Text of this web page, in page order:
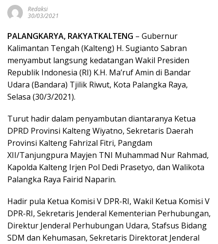
Redaksi
30/03/2021
PALANGKARYA, RAKYATKALTENG – Gubernur
Kalimantan Tengah (Kalteng) H. Sugianto Sabran
menyambut langsung kedatangan Wakil Presiden
Republik Indonesia (RI) K.H. Ma’ruf Amin di Bandar
Udara (Bandara) Tjilik Riwut, Kota Palangka Raya,
Selasa (30/3/2021).
Turut hadir dalam penyambutan diantaranya Ketua
DPRD Provinsi Kalteng Wiyatno, Sekretaris Daerah
Provinsi Kalteng Fahrizal Fitri, Pangdam
XII/Tanjungpura Mayjen TNI Muhammad Nur Rahmad,
Kapolda Kalteng Irjen Pol Dedi Prasetyo, dan Walikota
Palangka Raya Fairid Naparin.
Hadir pula Ketua Komisi V DPR-RI, Wakil Ketua Komisi V
DPR-RI, Sekretaris Jenderal Kementerian Perhubungan,
Direktur Jenderal Perhubungan Udara, Stafsus Bidang
SDM dan Kehumasan, Sekretaris Direktorat Jenderal